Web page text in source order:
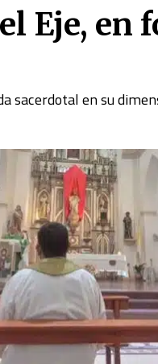
Eje, en
sacerdotal en su